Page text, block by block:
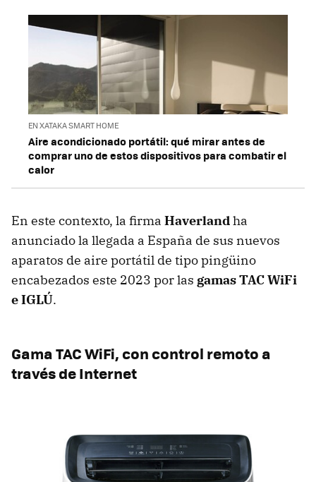
EN XATAKA SMART HOME
Aire acondicionado portátil: qué mirar antes de
comprar uno de estos dispositivos para combatir el
calor
En este contexto, la firma Haverlandha
anunciado la llegada a España de sus nuevos
aparatos de aire portátil de tipo pingüino
encabezados este 2023 por las gamas TAC WiFi
e IGLÚ.
Gama TAC WiFi, con control remoto a
través de Internet